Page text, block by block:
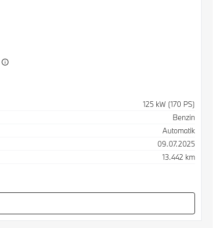
125 kW (170 PS)
Benzin
Automatik
09.07.2025
13.442 km